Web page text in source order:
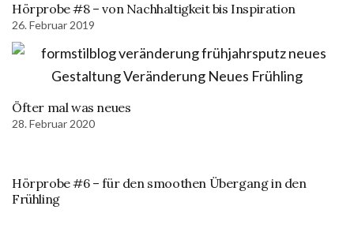
Hörprobe #8 – von Nachhaltigkeit bis Inspiration
26. Februar 2019
Öfter mal was neues
28. Februar 2020
Hörprobe #6 – für den smoothen Übergang in den
Frühling